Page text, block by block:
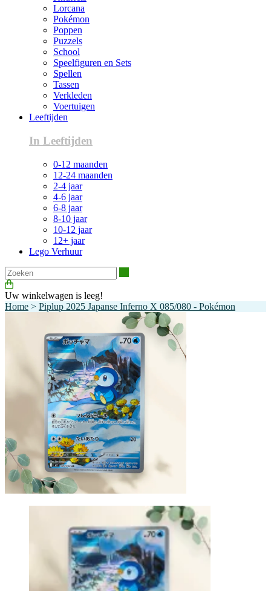
Lorcana
Pokémon
Poppen
Puzzels
School
Speelfiguren en Sets
Spellen
Tassen
Verkleden
Voertuigen
Leeftijden
In Leeftijden
0-12 maanden
12-24 maanden
2-4 jaar
4-6 jaar
6-8 jaar
8-10 jaar
10-12 jaar
12+ jaar
Lego Verhuur
Uw winkelwagen is leeg!
Home > Piplup 2025 Japanse Inferno X 085/080 - Pokémon